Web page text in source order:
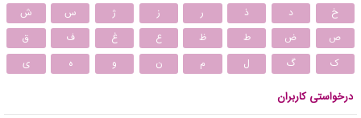
خ
د ذ ر ز ژ س
ش
ص
ض ط ظ ع غ ف
ق
ک
گ ل م ن و ه ی
درخواستی کاربران